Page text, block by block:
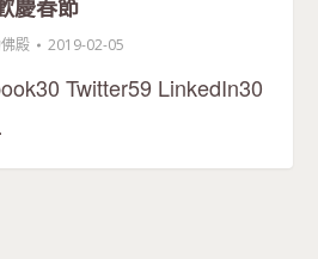
慶春節
殿 2019-02-05
Twitter59 LinkedIn30